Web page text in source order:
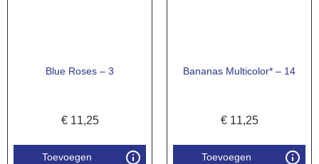
Blue Roses – 3
€11,25
Toevoegen
Bananas Multicolor* – 14
€11,25
Toevoegen